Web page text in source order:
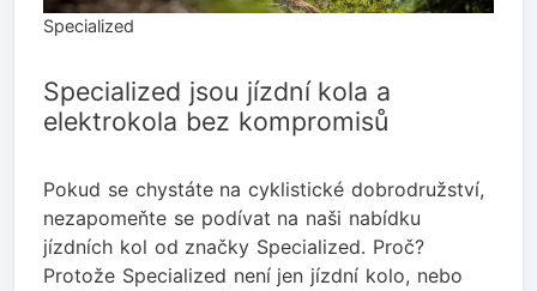
Specialized
Specialized jsou jízdní kola a
elektrokola bez kompromisů
Pokud se chystáte na cyklistické dobrodružství,
nezapomeňte se podívat na naši nabídku
jízdních kol od značky Specialized. Proč?
Protože Specialized není jen jízdní kolo, nebo